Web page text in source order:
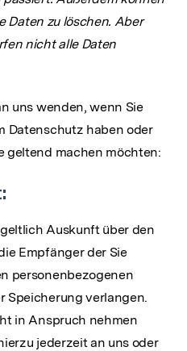
Daten zu löschen. Aber
nicht alle Daten
uns wenden, wenn Sie
Datenschutz haben oder
geltend machen möchten:
Auskunft über den
Empfänger der Sie
personenbezogenen
Speicherung verlangen.
in Anspruch nehmen
jederzeit an uns oder